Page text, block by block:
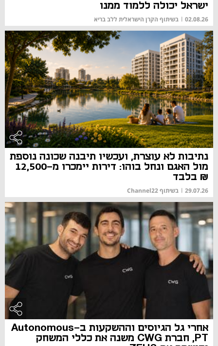
ישראל יכולה ללמוד ממנו
02.08.26
| בשיתוף הקרן הישראלית ללב בריא
נתיבות לא עוצרת, ועכשיו תיבנה שכונה נוספת
מול האגם ונחל בוהו: דירות יימכרו מ-12,500
₪ בלבד
29.07.26
| בשיתוף Channel22
אחרי גל הגיוסים וההשקעות ב-Autonomous
PT, חברת CWG משנה את כללי המשחק